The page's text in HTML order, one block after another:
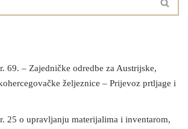
69. – Zajedničke odredbe za Austrijske,
željeznice – Prijevoz prtljage i
25 o upravljanju materijalima i inventarom,